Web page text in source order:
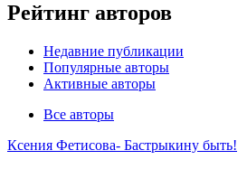
Рейтинг авторов
Недавние публикации
Популярные авторы
Активные авторы
Все авторы
Ксения Фетисова- Бастрыкину быть!